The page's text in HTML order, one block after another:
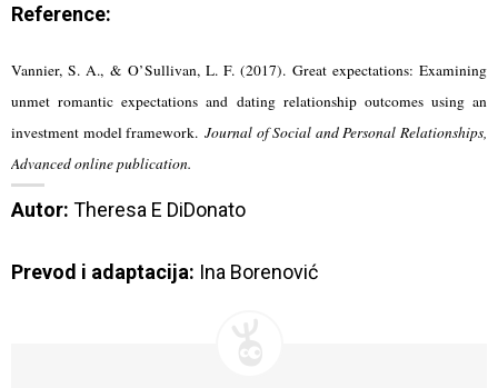
Reference:
Vannier, S. A., & O’Sullivan, L. F. (2017). Great expectations: Examining
unmet romantic expectations and dating relationship outcomes using an
investment model framework. Journal of Social and Personal Relationships,
Advanced online publication.
Autor: Theresa E DiDonato
Prevod i adaptacija: Ina Borenović